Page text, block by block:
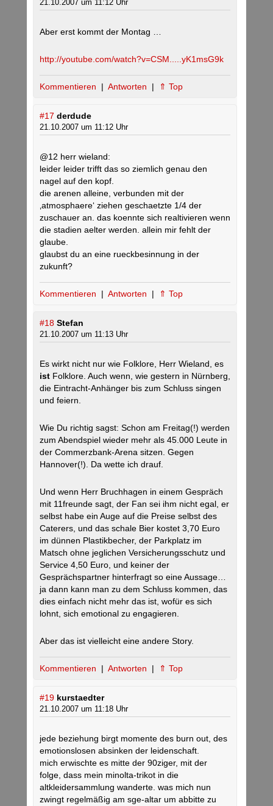
21.10.2007 um 11:12 Uhr
Aber erst kommt der Montag …
http://youtube.com/watch?v=CSM.....yK1msG9k
Kommentieren | Antworten | ⇑ Top
#17 derdude
21.10.2007 um 11:12 Uhr
@12 herr wieland:
leider leider trifft das so ziemlich genau den
nagel auf den kopf.
die arenen alleine, verbunden mit der
‚atmosphaere‘ ziehen geschaetzte 1/4 der
zuschauer an. das koennte sich realtivieren wenn
die stadien aelter werden. allein mir fehlt der
glaube.
glaubst du an eine rueckbesinnung in der
zukunft?
Kommentieren | Antworten | ⇑ Top
#18 Stefan
21.10.2007 um 11:13 Uhr
Es wirkt nicht nur wie Folklore, Herr Wieland, es
ist Folklore. Auch wenn, wie gestern in Nürnberg,
die Eintracht-Anhänger bis zum Schluss singen
und feiern.
Wie Du richtig sagst: Schon am Freitag(!) werden
zum Abendspiel wieder mehr als 45.000 Leute in
der Commerzbank-Arena sitzen. Gegen
Hannover(!). Da wette ich drauf.
Und wenn Herr Bruchhagen in einem Gespräch
mit 11freunde sagt, der Fan sei ihm nicht egal, er
selbst habe ein Auge auf die Preise selbst des
Caterers, und das schale Bier kostet 3,70 Euro
im dünnen Plastikbecher, der Parkplatz im
Matsch ohne jeglichen Versicherungsschutz und
Service 4,50 Euro, und keiner der
Gesprächspartner hinterfragt so eine Aussage…
ja dann kann man zu dem Schluss kommen, das
dies einfach nicht mehr das ist, wofür es sich
lohnt, sich emotional zu engagieren.
Aber das ist vielleicht eine andere Story.
Kommentieren | Antworten | ⇑ Top
#19 kurstaedter
21.10.2007 um 11:18 Uhr
jede beziehung birgt momente des burn out, des
emotionslosen absinken der leidenschaft.
mich erwischte es mitte der 90ziger, mit der
folge, dass mein minolta-trikot in die
altkleidersammlung wanderte. was mich nun
zwingt regelmäßig am sge-altar um abbitte zu